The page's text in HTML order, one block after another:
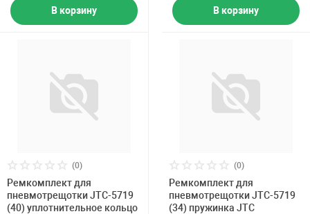
В корзину В корзину
(0)
Ремкомплект для
пневмотрещотки JTC-5719
(40) уплотнительное кольцо
(0)
Ремкомплект для
пневмотрещотки JTC-5719
(34) пружинка JTC